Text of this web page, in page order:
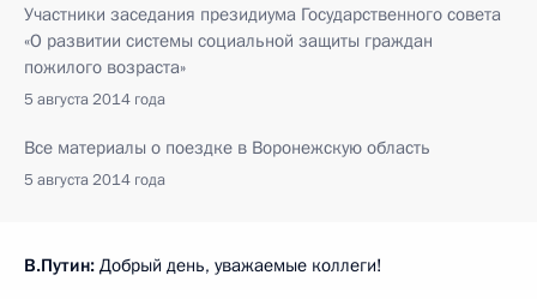
Участники заседания президиума Государственного совета
«О развитии системы социальной защиты граждан
пожилого возраста»
5 августа 2014 года
Все материалы о поездке в Воронежскую область
5 августа 2014 года
В.Путин: Добрый день, уважаемые коллеги!